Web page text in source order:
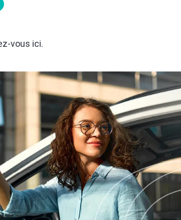
vous ici.